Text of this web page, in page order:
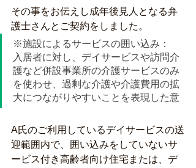
その事をお伝えし成年後見人となる弁
護士さんとご契約をしました。
※施設によるサービスの囲い込み：
入居者に対し、デイサービスや訪問介
護など併設事業所の介護サービスのみ
を使わせ、過剰な介護や介護費用の拡
大につながりやすいことを表現した意
A氏のご利用しているデイサービスの送
迎範囲内で、囲い込みをしていないサ
ービス付き高齢者向け住宅または、デ